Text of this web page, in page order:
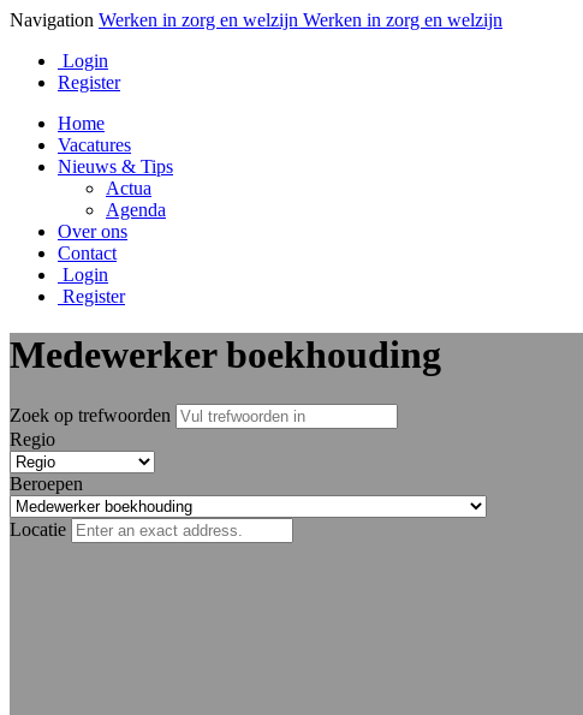
Navigation Werken in zorg en welzijn Werken in zorg en welzijn
Login
Register
Home
Vacatures
Nieuws & Tips
Actua
Agenda
Over ons
Contact
Login
Register
Medewerker boekhouding
Zoek op trefwoorden
Regio
Beroepen
Locatie